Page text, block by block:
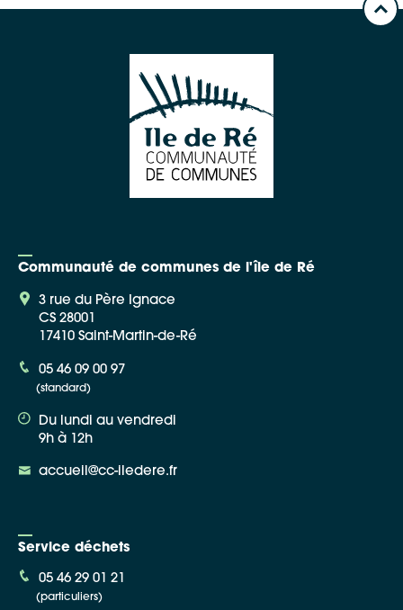
Communauté de communes de l'île de Ré
3 rue du Père Ignace
CS 28001
17410 Saint-Martin-de-Ré
05 46 09 00 97
(standard)
Du lundi au vendredi
9h à 12h
accueil@cc-iledere.fr
Service déchets
05 46 29 01 21
(particuliers)